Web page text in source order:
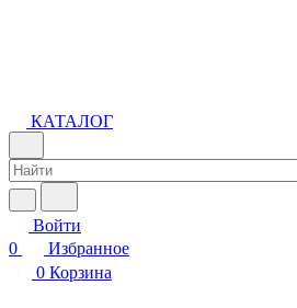
КАТАЛОГ
Войти
0
Избранное
0 Корзина